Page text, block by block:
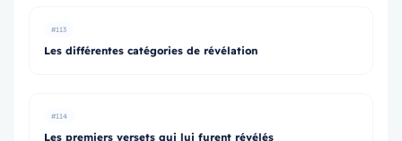
#113
Les différentes catégories de révélation
#114
Les premiers versets qui lui furent révélés